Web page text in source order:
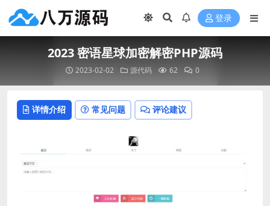
登录
2023 密语星球加密解密PHP源码
2023-02-02 源代码 62 0
详情介绍 常见问题 评论建议